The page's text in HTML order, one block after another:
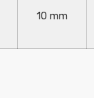
10 mm